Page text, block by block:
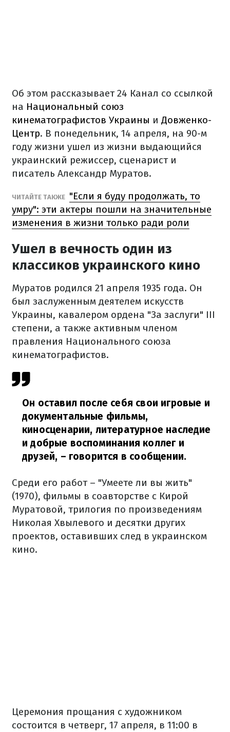
Об этом рассказывает 24 Канал со ссылкой
на Национальный союз
кинематографистов Украины и Довженко-
Центр. В понедельник, 14 апреля, на 90-м
году жизни ушел из жизни выдающийся
украинский режиссер, сценарист и
писатель Александр Муратов.
ЧИТАЙТЕ ТАКЖЕ "Если я буду продолжать, то
умру": эти актеры пошли на значительные
изменения в жизни только ради роли
Ушел в вечность один из
классиков украинского кино
Муратов родился 21 апреля 1935 года. Он
был заслуженным деятелем искусств
Украины, кавалером ордена "За заслуги" III
степени, а также активным членом
правления Национального союза
кинематографистов.
Он оставил после себя свои игровые и
документальные фильмы,
киносценарии, литературное наследие
и добрые воспоминания коллег и
друзей, – говорится в сообщении.
Среди его работ – "Умеете ли вы жить"
(1970), фильмы в соавторстве с Кирой
Муратовой, трилогия по произведениям
Николая Хвылевого и десятки других
проектов, оставивших след в украинском
кино.
Церемония прощания с художником
состоится в четверг, 17 апреля, в 11:00 в